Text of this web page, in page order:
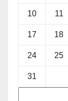
10 11
17 18
24 25
31